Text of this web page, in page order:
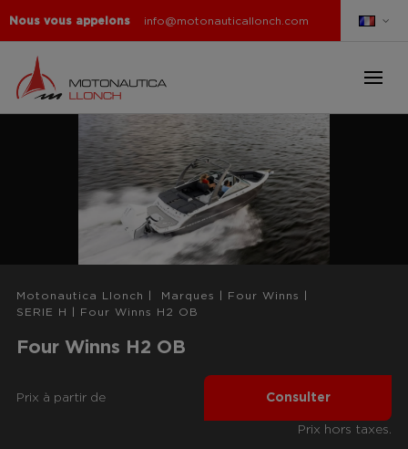
Nous vous appelons info@motonauticallonch.com
Motonautica Llonch Marques Four Winns
SERIE H
Four Winns H2 OB
Four Winns H2 OB
Prix ​​à partir de Consulter
Prix hors taxes.